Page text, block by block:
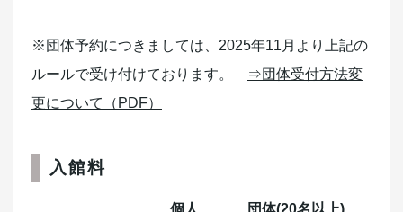
※団体予約につきましては、2025年11月より上記の
ルールで受け付けております。
⇒団体受付方法変
更について（PDF）
入館料
個人 団体(20名以上)